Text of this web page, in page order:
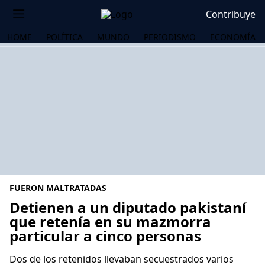
Contribuye
HOME POLÍTICA MUNDO PERIODISMO ECONOMÍA
FUERON MALTRATADAS
Detienen a un diputado pakistaní
que retenía en su mazmorra
particular a cinco personas
Dos de los retenidos llevaban secuestrados varios